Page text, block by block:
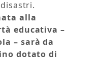
alla
educativa –
– sarà da
dotato di